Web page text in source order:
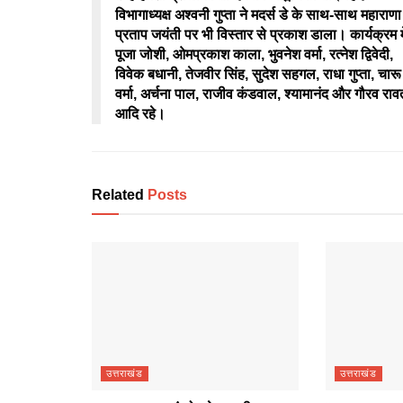
विभागाध्यक्ष अश्वनी गुप्ता ने मदर्स डे के साथ-साथ महाराणा
प्रताप जयंती पर भी विस्तार से प्रकाश डाला। कार्यक्रम
पूजा जोशी, ओमप्रकाश काला, भुवनेश वर्मा, रत्नेश द्विवेदी,
विवेक बधानी, तेजवीर सिंह, सुदेश सहगल, राधा गुप्ता, चारू
वर्मा, अर्चना पाल, राजीव कंडवाल, श्यामानंद और गौरव
आदि रहे।
Related Posts
उत्तराखंड उत्तराखंड